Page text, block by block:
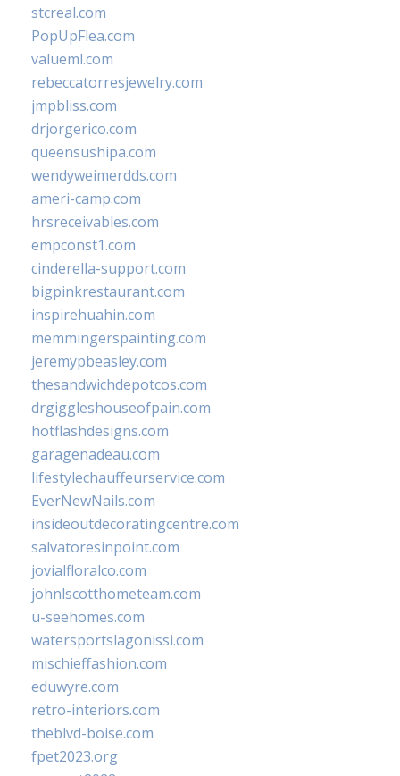
stcreal.com
PopUpFlea.com
valueml.com
rebeccatorresjewelry.com
jmpbliss.com
drjorgerico.com
queensushipa.com
wendyweimerdds.com
ameri-camp.com
hrsreceivables.com
empconst1.com
cinderella-support.com
bigpinkrestaurant.com
inspirehuahin.com
memmingerspainting.com
jeremypbeasley.com
thesandwichdepotcos.com
drgiggleshouseofpain.com
hotflashdesigns.com
garagenadeau.com
lifestylechauffeurservice.com
EverNewNails.com
insideoutdecoratingcentre.com
salvatoresinpoint.com
jovialfloralco.com
johnlscotthometeam.com
u-seehomes.com
watersportslagonissi.com
mischieffashion.com
eduwyre.com
retro-interiors.com
theblvd-boise.com
fpet2023.org